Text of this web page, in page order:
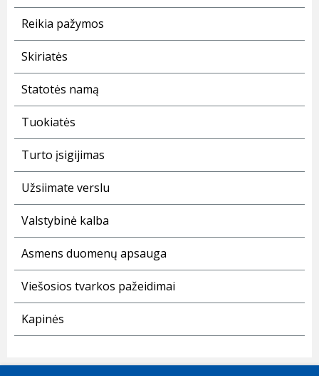
Reikia pažymos
Skiriatės
Statotės namą
Tuokiatės
Turto įsigijimas
Užsiimate verslu
Valstybinė kalba
Asmens duomenų apsauga
Viešosios tvarkos pažeidimai
Kapinės